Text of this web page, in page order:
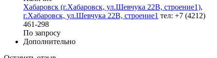
Хабаровск (г.Хабаровск, ул.Шевчука 22В, строение1),
г.Хабаровск, ул.Шевчука 22В, строение1 тел: +7 (4212)
461-298
По запросу
Дополнительно